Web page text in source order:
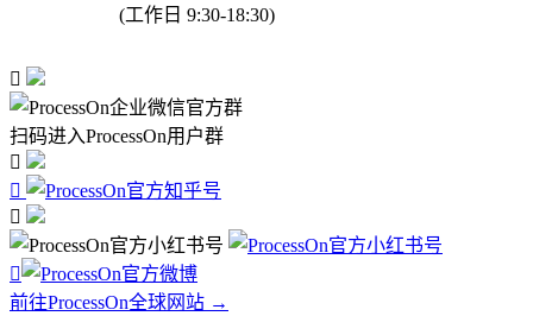
(工作日 9:30-18:30)

扫码进入ProcessOn用户群




前往ProcessOn全球网站 →